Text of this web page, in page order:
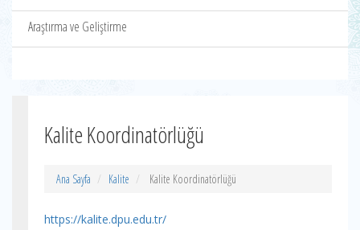
Araştırma ve Geliştirme
Kalite Koordinatörlüğü
Ana Sayfa Kalite Kalite Koordinatörlüğü
https://kalite.dpu.edu.tr/